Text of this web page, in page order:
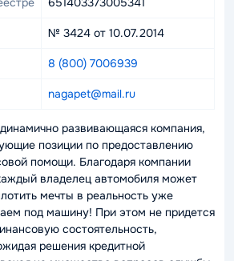
№ 3424 от 10.07.2014
8 (800) 7006939
nagapet@mail.ru
развивающаяся компания,
позиции по предоставлению
помощи. Благодаря компании
владелец автомобиля может
мечты в реальность уже
под машину! При этом не придется
состоятельность,
решения кредитной